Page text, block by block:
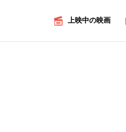
上映中の映画